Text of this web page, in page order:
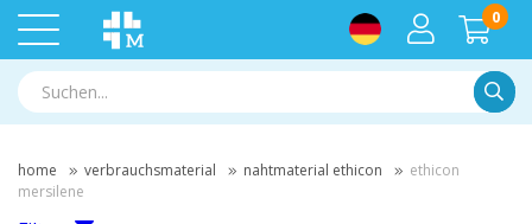
0
home verbrauchsmaterial nahtmaterial ethicon
ethicon
mersilene